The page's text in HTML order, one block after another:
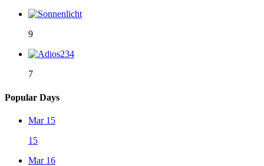
9
7
Popular Days
Mar 15
15
Mar 16